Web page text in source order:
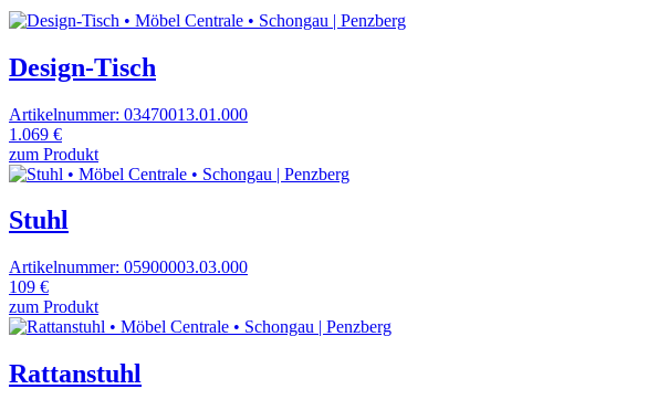
Design-Tisch
Artikelnummer: 03470013.01.000
1.069 €
zum Produkt
Stuhl
Artikelnummer: 05900003.03.000
109 €
zum Produkt
Rattanstuhl